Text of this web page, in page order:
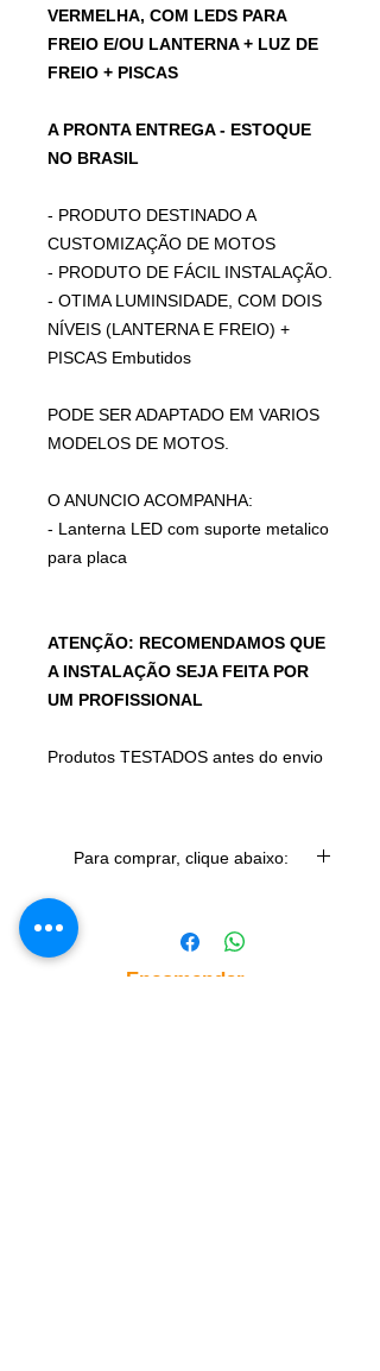
VERMELHA, COM LEDS PARA
FREIO E/OU LANTERNA + LUZ DE
FREIO + PISCAS
A PRONTA ENTREGA - ESTOQUE
NO BRASIL
- PRODUTO DESTINADO A
CUSTOMIZAÇÃO DE MOTOS
- PRODUTO DE FÁCIL INSTALAÇÃO.
- OTIMA LUMINSIDADE, COM DOIS
NÍVEIS (LANTERNA E FREIO) +
PISCAS Embutidos
PODE SER ADAPTADO EM VARIOS
MODELOS DE MOTOS.
O ANUNCIO ACOMPANHA:
- Lanterna LED com suporte metalico
para placa
ATENÇÃO: RECOMENDAMOS QUE
A INSTALAÇÃO SEJA FEITA POR
UM PROFISSIONAL
Produtos TESTADOS antes do envio
Para comprar, clique abaixo:
Você será redirecionado para o
Encomendar